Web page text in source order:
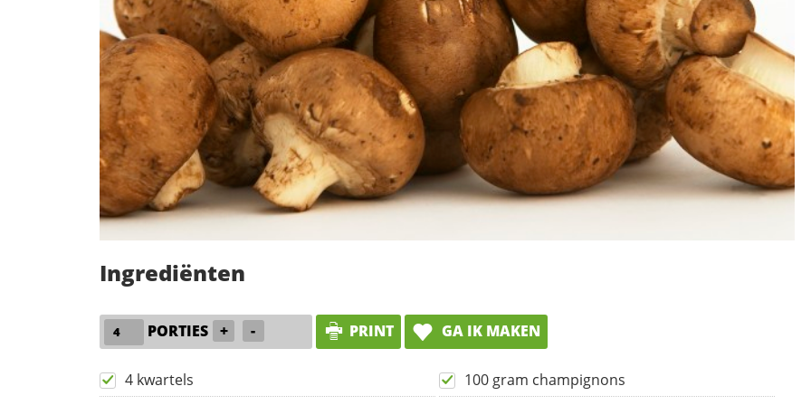
Ingrediënten
PORTIES + - PRINT GA IK MAKEN
4 kwartels
100 gram champignons